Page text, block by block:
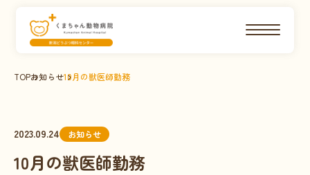
TOPお知らせ10月の獣医師勤務
2023.09.24 お知らせ
10月の獣医師勤務